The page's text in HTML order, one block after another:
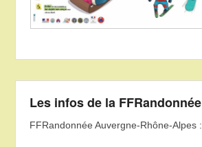
Les infos de la FFRandonnée
FFRandonnée Auvergne-Rhône-Alpes :